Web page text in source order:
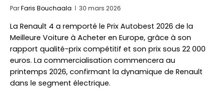
ParFaris Bouchaala 30 mars 2026
La Renault 4 a remporté le Prix Autobest 2026 de la
Meilleure Voiture à Acheter en Europe, grâce à son
rapport qualité-prix compétitif et son prix sous 22 000
euros. La commercialisation commencera au
printemps 2026, confirmant la dynamique de Renault
dans le segment électrique.